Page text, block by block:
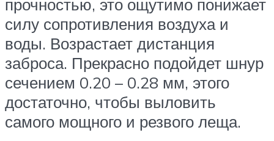
прочностью, это ощутимо понижает
силу сопротивления воздуха и
воды. Возрастает дистанция
заброса. Прекрасно подойдет шнур
сечением 0.20 – 0.28 мм, этого
достаточно, чтобы выловить
самого мощного и резвого леща.